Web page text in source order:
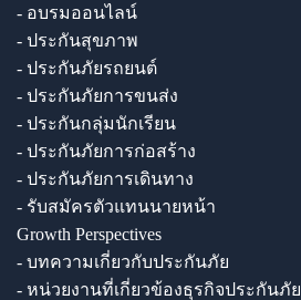
- อบรมออนไลน์
- ประกันสุขภาพ
- ประกันภัยรถยนต์
- ประกันภัยการขนส่ง
- ประกันกลุ่มนักเรียน
- ประกันภัยการก่อสร้าง
- ประกันภัยการเดินทาง
- รับสมัครตัวแทนนายหน้า
Growth Perspectives
- บทความเกี่ยวกับประกันภัย
- หน่วยงานที่เกี่ยวข้องธุรกิจประกันภัย